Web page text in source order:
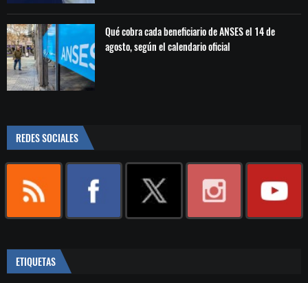
Qué cobra cada beneficiario de ANSES el 14 de
agosto, según el calendario oficial
REDES SOCIALES
ETIQUETAS